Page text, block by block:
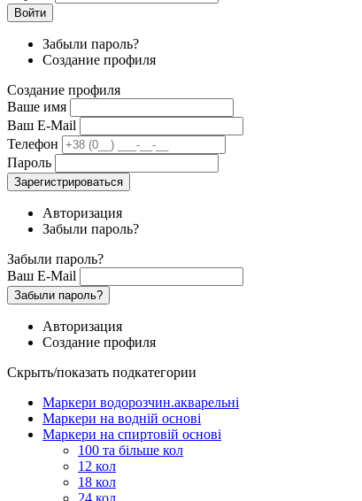
Войти
Забыли пароль?
Создание профиля
Создание профиля
Ваше имя
Ваш E-Mail
Телефон
Пароль
Зарегистрироваться
Авторизация
Забыли пароль?
Забыли пароль?
Ваш E-Mail
Забыли пароль?
Авторизация
Создание профиля
Скрыть/показать подкатегории
Маркери водорозчин.акварельні
Маркери на водній основі
Маркери на спиртовій основі
100 та більше кол
12 кол
18 кол
24 кол